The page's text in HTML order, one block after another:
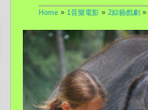
Home » 1音樂電影 » 2綜藝戲劇 »